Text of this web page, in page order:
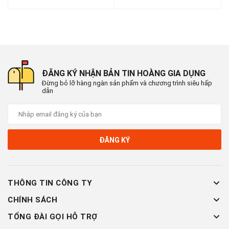
#keocatnhieu #keocathay #keocat5lop #keocatgiaavi #keoinox
#tienichbep #phukiengiadinh #keothuanloi #dungcubep
Hotline : 0902.960.976 (Zalo)
🕗 Thời gian làm việc : Sáng 8:00 - 12:00 & Chiều 13:30 -
🏡 Địa chỉ : 16 Tây lân 3, Bà Điểm, Hóc Môn , TP Hồ Chí
ĐĂNG KÝ NHẬN BẢN TIN HOÀNG GIA DỤNG
Đừng bỏ lỡ hàng ngàn sản phẩm và chương trình siêu hấp
dẫn
ĐĂNG KÝ
THÔNG TIN CÔNG TY
CHÍNH SÁCH
TỔNG ĐÀI GỌI HỖ TRỢ